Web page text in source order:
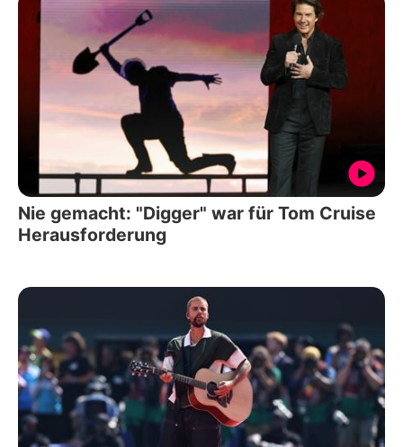
Nie gemacht: "Digger" war für Tom Cruise
Herausforderung